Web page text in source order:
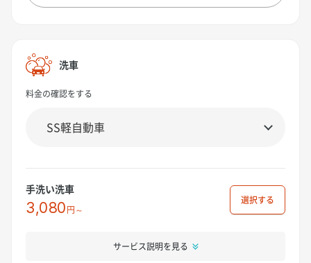
洗車
料金の確認をする
手洗い洗車
3,080円～
選択
サービス説明を見る